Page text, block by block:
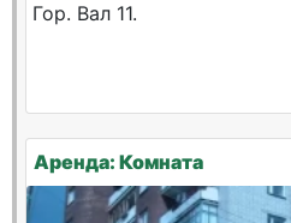
Гор. Вал 11.
Аренда: Комната